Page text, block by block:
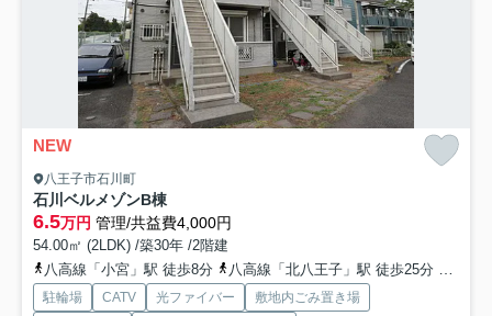
NEW
八王子市石川町
石川ベルメゾンB棟
6.5万円 管理/共益費4,000円
54.00㎡ (2LDK) /築30年 /2階建
八高線「小宮」駅 徒歩8分
八高線「北八王子」駅 徒歩25分 中央
駐輪場 CATV 光ファイバー
敷地内ごみ置き場